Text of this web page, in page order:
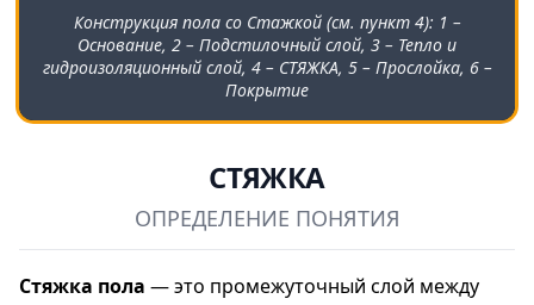
Конструкция пола со Стажкой (см. пункт 4): 1 –
Основание, 2 – Подстилочный слой, 3 – Тепло и
гидроизоляционный слой, 4 – СТЯЖКА, 5 – Прослойка, 6 –
Покрытие
СТЯЖКА
ОПРЕДЕЛЕНИЕ ПОНЯТИЯ
Стяжка пола — это промежуточный слой между